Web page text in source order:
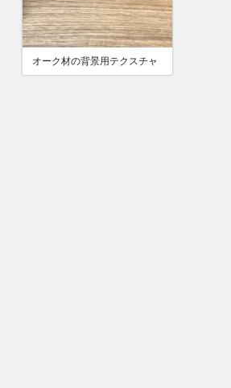
オーク材の背景用テクスチャ